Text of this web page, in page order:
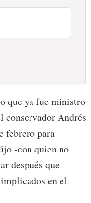
que ya fue ministro
conservador Andrés
febrero para
-con quien no
después que
en el